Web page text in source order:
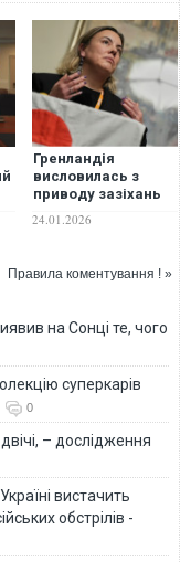
Гренландія
висловилась з
приводу зазіхань
копалини острова
24.01.2026
Правила коментування ! »
на Сонці те, чого
суперкарів
0
– дослідження
вистачить
обстрілів -